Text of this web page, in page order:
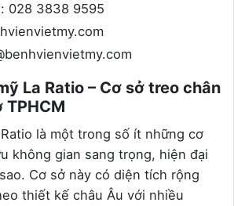
028 3838 9595
La Ratio – Cơ sở treo chân
TPHCM
là một trong số ít những cơ
không gian sang trọng, hiện đại
Cơ sở này có diện tích rộng
thiết kế châu Âu với nhiều